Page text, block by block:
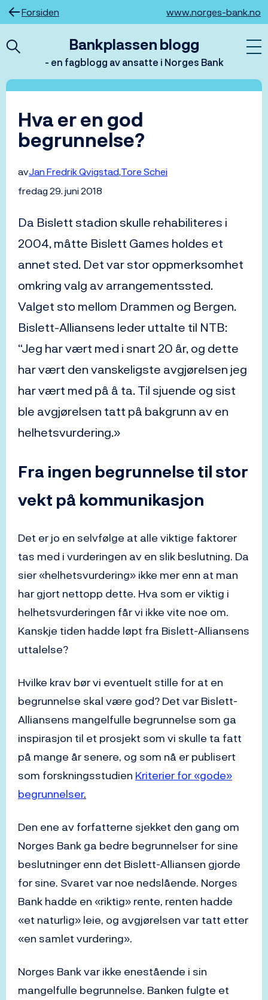
Hopp
til
Forsiden www.norges-bank.no
Bankplassen blogg
- en fagblogg av ansatte i Norges Bank
Hva er en god
begrunnelse?
avJan Fredrik Qvigstad Tore Schei
fredag 29. juni 2018
Da Bislett stadion skulle rehabiliteres i
2004, måtte Bislett Games holdes et
annet sted. Det var stor oppmerksomhet
omkring valg av arrangementssted.
Valget sto mellom Drammen og Bergen.
Bislett-Alliansens leder uttalte til NTB:
“Jeg har vært med i snart 20 år, og dette
har vært den vanskeligste avgjørelsen jeg
har vært med på å ta. Til sjuende og sist
ble avgjørelsen tatt på bakgrunn av en
helhetsvurdering.»
Fra ingen begrunnelse til stor
vekt på kommunikasjon
Det er jo en selvfølge at alle viktige faktorer
tas med i vurderingen av en slik beslutning. Da
sier «helhetsvurdering» ikke mer enn at man
har gjort nettopp dette. Hva som er viktig i
helhetsvurderingen får vi ikke vite noe om.
Kanskje tiden hadde løpt fra Bislett-Alliansens
uttalelse?
Hvilke krav bør vi eventuelt stille for at en
begrunnelse skal være god? Det var Bislett-
Alliansens mangelfulle begrunnelse som ga
inspirasjon til et prosjekt som vi skulle ta fatt
på mange år senere, og som nå er publisert
som forskningsstudien Kriterier for «gode»
begrunnelser.
Den ene av forfatterne sjekket den gang om
Norges Bank ga bedre begrunnelser for sine
beslutninger enn det Bislett-Alliansen gjorde
for sine. Svaret var noe nedslående. Norges
Bank hadde en «riktig» rente, renten hadde
«et naturlig» leie, og avgjørelsen var tatt etter
«en samlet vurdering».
Norges Bank var ikke enestående i sin
mangelfulle begrunnelse. Banken fulgte et